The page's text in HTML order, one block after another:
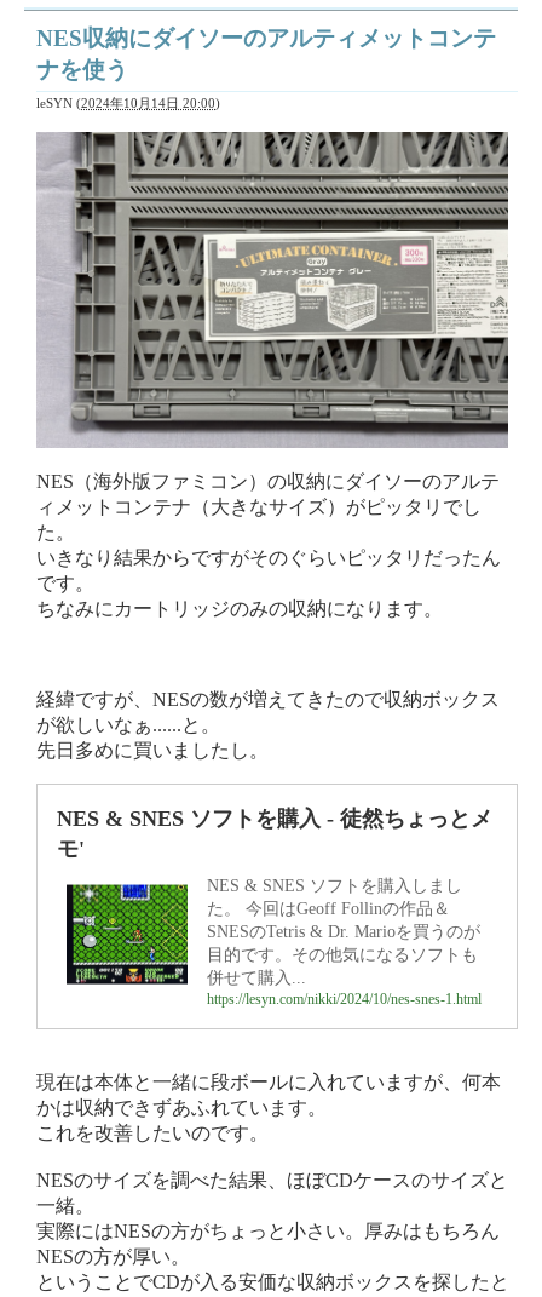
NES収納にダイソーのアルティメットコンテ
ナを使う
leSYN (2024年10月14日 20:00)
NES（海外版ファミコン）の収納にダイソーのアルテ
ィメットコンテナ（大きなサイズ）がピッタリでし
た。
いきなり結果からですがそのぐらいピッタリだったん
です。
ちなみにカートリッジのみの収納になります。
経緯ですが、NESの数が増えてきたので収納ボックス
が欲しいなぁ......と。
先日多めに買いましたし。
NES & SNES ソフトを購入 - 徒然ちょっとメ
モ'
NES & SNES ソフトを購入しまし
た。 今回はGeoff Follinの作品＆
SNESのTetris & Dr. Marioを買うのが
目的です。その他気になるソフトも
併せて購入...
https://lesyn.com/nikki/2024/10/nes-snes-1.html
現在は本体と一緒に段ボールに入れていますが、何本
かは収納できずあふれています。
これを改善したいのです。
NESのサイズを調べた結果、ほぼCDケースのサイズと
一緒。
実際にはNESの方がちょっと小さい。厚みはもちろん
NESの方が厚い。
ということでCDが入る安価な収納ボックスを探したと